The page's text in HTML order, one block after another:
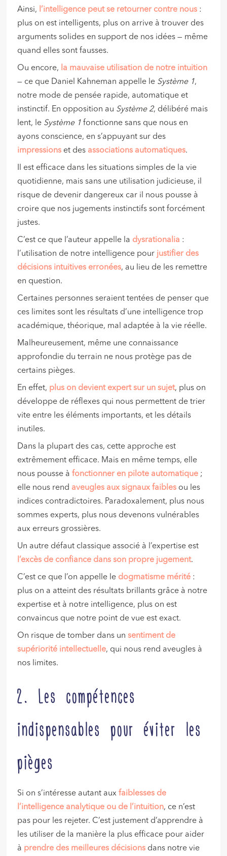
Ainsi, l’intelligence peut se retourner contre nous :
plus on est intelligents, plus on arrive à trouver des
arguments solides en support de nos idées — même
quand elles sont fausses.
Ou encore,
la mauvaise utilisation de notre intuition
— ce que Daniel Kahneman appelle le Système 1,
notre mode de pensée rapide, automatique et
instinctif. En opposition au Système 2, délibéré mais
lent, le Système 1 fonctionne sans que nous en
ayons conscience, en s’appuyant sur des
impressions et des associations automatiques.
Il est efficace dans les situations simples de la vie
quotidienne, mais sans une utilisation judicieuse, il
risque de devenir dangereux car il nous pousse à
croire que nos jugements instinctifs sont forcément
justes.
C’est ce que l’auteur appelle la dysrationalia :
l’utilisation de notre intelligence pour justifier des
décisions intuitives erronées, au lieu de les remettre
en question.
Certaines personnes seraient tentées de penser que
ces limites sont les résultats d’une intelligence trop
académique, théorique, mal adaptée à la vie réelle.
Malheureusement, même une connaissance
approfondie du terrain ne nous protège pas de
certains pièges.
En effet, plus on devient expert sur un sujet, plus on
développe de réflexes qui nous permettent de trier
vite entre les éléments importants, et les détails
inutiles.
Dans la plupart des cas, cette approche est
extrêmement efficace. Mais en même temps, elle
nous pousse àfonctionner en pilote automatique ;
elle nous rend aveugles aux signaux faibles ou les
indices contradictoires. Paradoxalement, plus nous
sommes experts, plus nous devenons vulnérables
aux erreurs grossières.
Un autre défaut classique associé à l’expertise est
l’excès de confiance dans son propre jugement.
C’est ce que l’on appelle le dogmatisme mérité :
plus on a atteint des résultats brillants grâce à notre
expertise et à notre intelligence, plus on est
convaincus que notre point de vue est exact.
On risque de tomber dans unsentiment de
supériorité intellectuelle, qui nous rend aveugles à
nos limites.
2. Les compétences
indispensables pour éviter les
pièges
Si on s’intéresse autant auxfaiblesses de
l’intelligence analytique ou de l’intuition, ce n’est
pas pour les rejeter. C’est justement d’apprendre à
les utiliser de la manière la plus efficace pour aider
à prendre des meilleures décisions dans notre vie